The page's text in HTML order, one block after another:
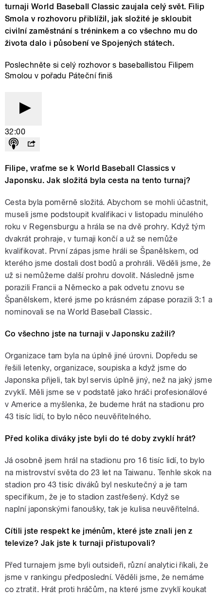
turnaji World Baseball Classic zaujala celý svět. Filip
Smola v rozhovoru přiblížil, jak složité je skloubit
civilní zaměstnání s tréninkem a co všechno mu do
života dalo i působení ve Spojených státech.
Poslechněte si celý rozhovor s baseballistou Filipem
Smolou v pořadu Páteční finiš
32:00
Filipe, vraťme se k World Baseball Classics v
Japonsku. Jak složitá byla cesta na tento turnaj?
Cesta byla poměrně složitá. Abychom se mohli účastnit,
museli jsme podstoupit kvalifikaci v listopadu minulého
roku v Regensburgu a hrála se na dvě prohry. Když tým
dvakrát prohraje, v turnaji končí a už se nemůže
kvalifikovat. První zápas jsme hráli se Španělskem, od
kterého jsme dostali dost bodů a prohráli. Věděli jsme, že
už si nemůžeme další prohru dovolit. Následně jsme
porazili Francii a Německo a pak odvetu znovu se
Španělskem, které jsme po krásném zápase porazili 3:1 a
nominovali se na World Baseball Classic.
Co všechno jste na turnaji v Japonsku zažili?
Organizace tam byla na úplně jiné úrovni. Dopředu se
řešili letenky, organizace, soupiska a když jsme do
Japonska přijeli, tak byl servis úplně jiný, než na jaký jsme
zvyklí. Měli jsme se v podstatě jako hráči profesionálové
v Americe a myšlenka, že budeme hrát na stadionu pro
43 tisíc lidí, to bylo něco neuvěřitelného.
Před kolika diváky jste byli do té doby zvyklí hrát?
Já osobně jsem hrál na stadionu pro 16 tisíc lidí, to bylo
na mistrovství světa do 23 let na Taiwanu. Tenhle skok na
stadion pro 43 tisíc diváků byl neskutečný a je tam
specifikum, že je to stadion zastřešený. Když se
naplní japonskými fanoušky, tak je kulisa neuvěřitelná.
Cítili jste respekt ke jménům, které jste znali jen z
televize? Jak jste k turnaji přistupovali?
Před turnajem jsme byli outsideři, různí analytici říkali, že
jsme v rankingu předposlední. Věděli jsme, že nemáme
co ztratit. Hrát proti hráčům, na které jsme zvyklí koukat